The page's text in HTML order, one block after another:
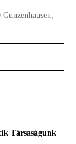
Társaságunk